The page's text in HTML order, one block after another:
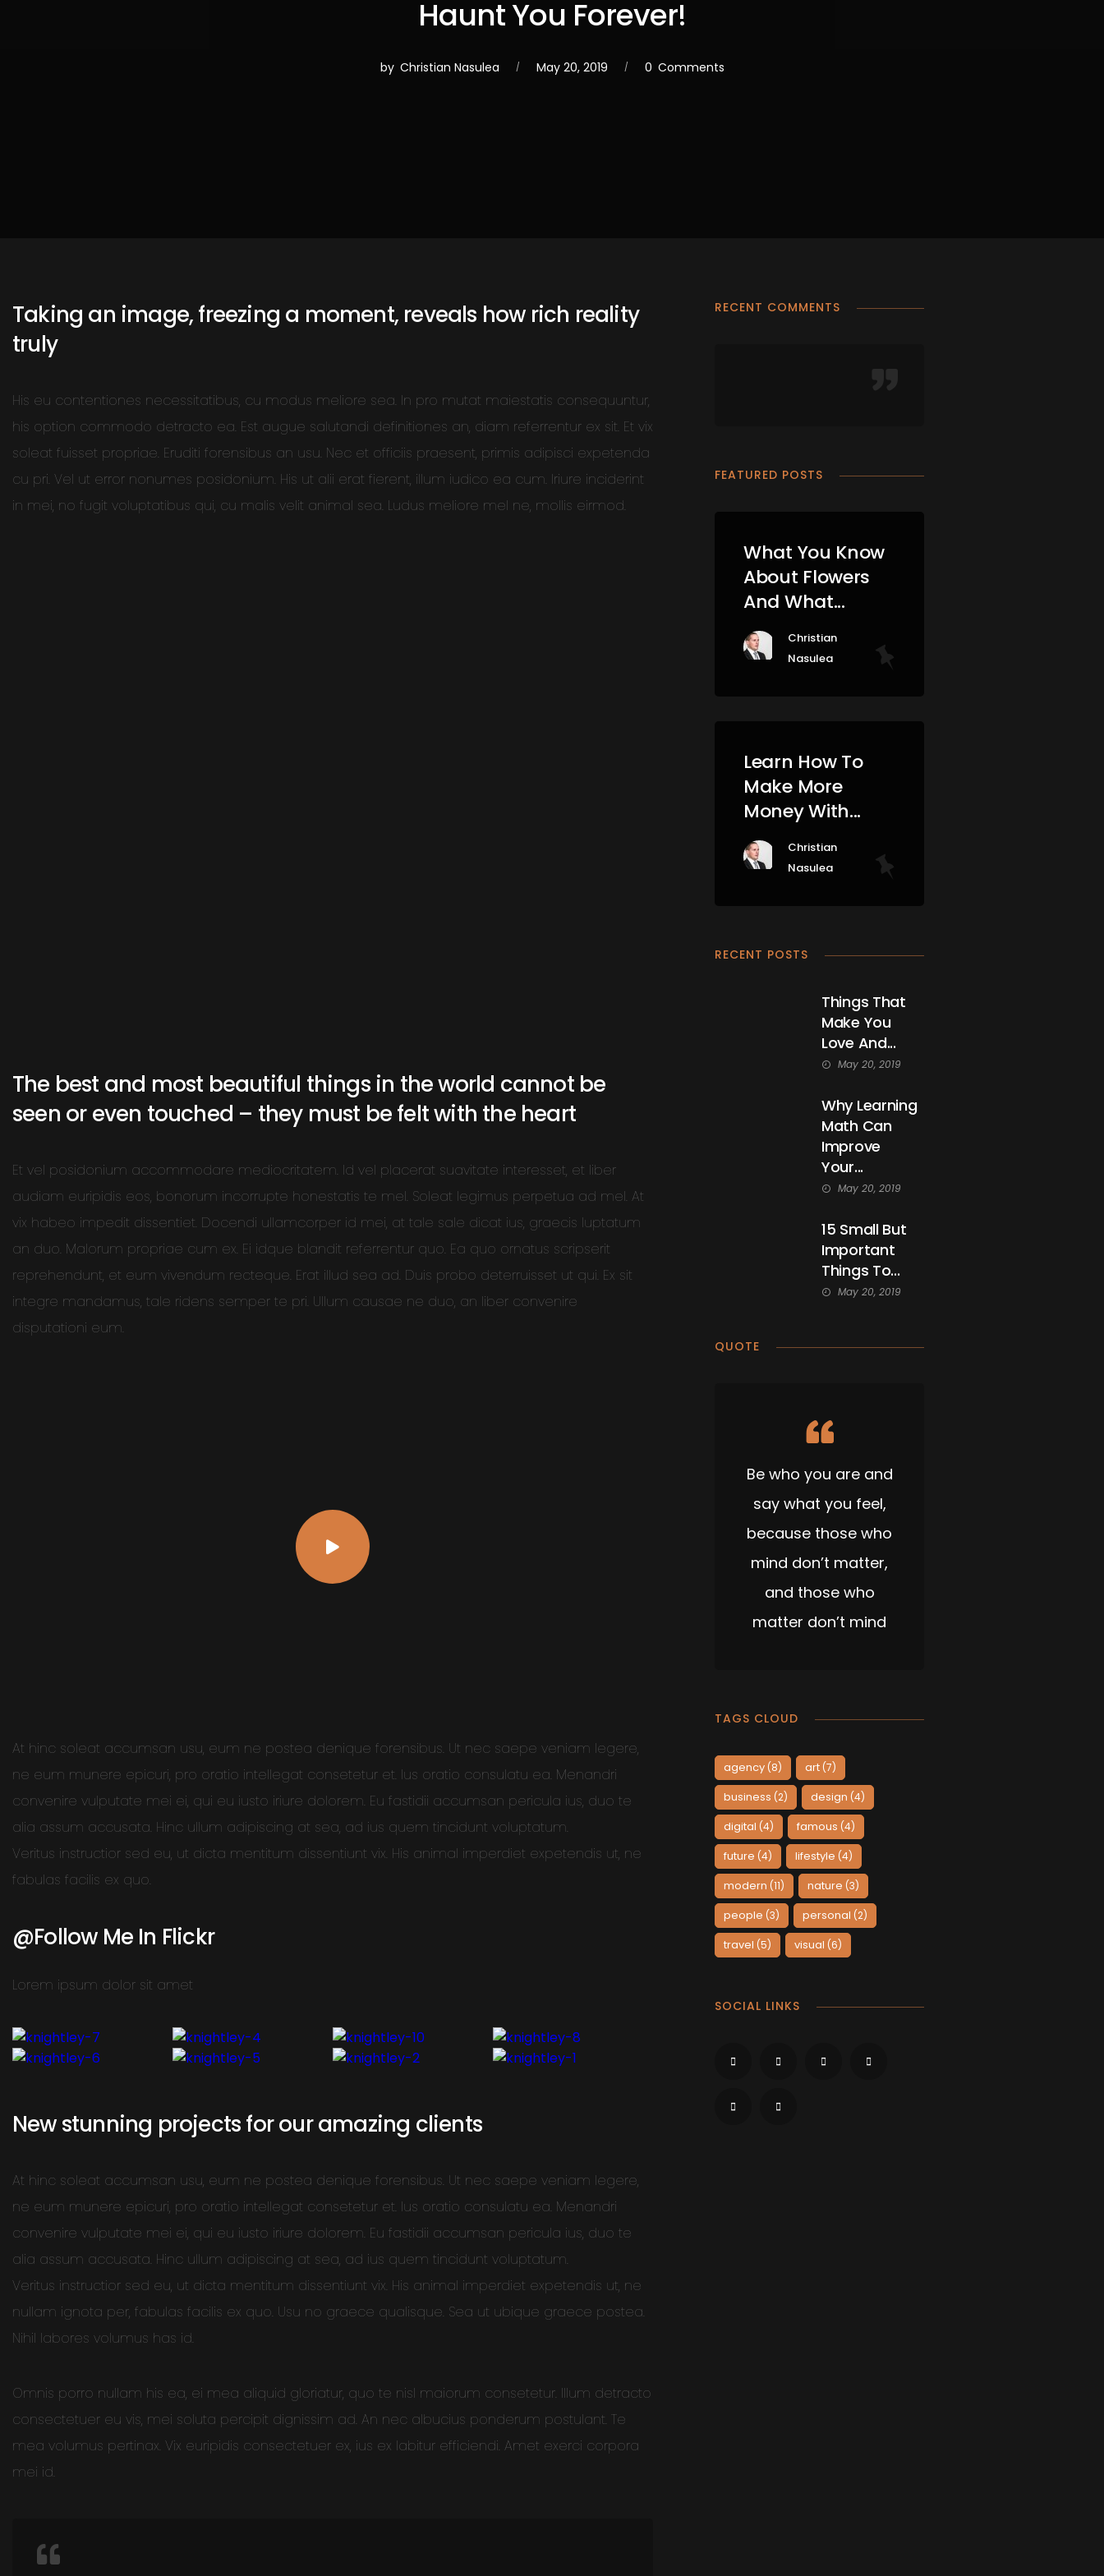
Haunt You Forever!
by Christian Nasulea May 20, 2019 0 Comments
Taking an image, freezing a moment, reveals how rich reality
truly
His eu contentiones necessitatibus, cu modus meliore sea. In pro mutat maiestatis consequuntur,
his option commodo detracto ea. Est augue salutandi definitiones an, diam referrentur ex sit. Et vix
soleat fuisset propriae. Eruditi forensibus an usu. Nec et officiis praesent, primis adipisci expetenda
cu pri. Vel ut error nonumes posidonium. His ut alii erat fierent, illum iudico ea cum. Iriure inciderint
in mei, no fugit voluptatibus qui, cu malis velit animal sea. Ludus meliore mel ne, mollis eirmod.
The best and most beautiful things in the world cannot be
seen or even touched – they must be felt with the heart
Et vel posidonium accommodare mediocritatem. Id vel placerat suavitate interesset, et liber
audiam euripidis eos, bonorum incorrupte honestatis te mel. Soleat legimus perpetua ad mel. At
vix habeo impedit dissentiet. Docendi ullamcorper id mei, at tale sale dicat ius, graecis luptatum
an duo. Malorum propriae cum ex. Ei idque blandit referrentur quo. Ea quo ornatus scripserit
reprehendunt, et eum vivendum recteque. Erat illud sea ad. Duis probo deterruisset ut qui. Ex sit
integre mandamus, tale ridens semper te pri. Ullum causae ne duo, an liber convenire
disputationi eum.
At hinc soleat accumsan usu, eum ne postea denique forensibus. Ut nec saepe veniam legere,
ne eum munere epicuri, pro oratio intellegat consetetur et. Ius oratio consulatu ea. Menandri
convenire vulputate mei ei, qui eu iusto iriure dolorem. Eu fastidii accumsan pericula ius, duo te
alia assum accusata. Hinc ullum adipiscing at sea, ad ius quem tincidunt voluptatum.
Veritus instructior sed eu, ut dicta mentitum dissentiunt vix. His animal imperdiet expetendis ut, ne
fabulas facilis ex quo.
@Follow Me In Flickr
Lorem ipsum dolor sit amet
New stunning projects for our amazing clients
At hinc soleat accumsan usu, eum ne postea denique forensibus. Ut nec saepe veniam legere,
ne eum munere epicuri, pro oratio intellegat consetetur et. Ius oratio consulatu ea. Menandri
convenire vulputate mei ei, qui eu iusto iriure dolorem. Eu fastidii accumsan pericula ius, duo te
alia assum accusata. Hinc ullum adipiscing at sea, ad ius quem tincidunt voluptatum.
Veritus instructior sed eu, ut dicta mentitum dissentiunt vix. His animal imperdiet expetendis ut, ne
nullam ignota per, fabulas facilis ex quo. Usu no graece qualisque. Sea ut ubique graece postea.
Nihil labores volumus has id.
Omnis porro nullam his ea, ei mea aliquid gloriatur, quo te nisl maiorum consetetur. Illum detracto
consectetuer eu vis, mei soluta percipit dignissim ad. An nec albucius ponderum postulant. Te
mea volumus pertinax. Vix euripidis consectetuer ex, ius ex labitur efficiendi. Amet exerci corpora
mei id.
RECENT COMMENTS
FEATURED POSTS
What You Know
About Flowers
And What...
Christian
Nasulea
Learn How To
Make More
Money With...
Christian
Nasulea
RECENT POSTS
Things That
Make You
Love And...
May 20, 2019
Why Learning
Math Can
Improve
Your...
May 20, 2019
15 Small But
Important
Things To...
May 20, 2019
QUOTE
Be who you are and
say what you feel,
because those who
mind don’t matter,
and those who
matter don’t mind
TAGS CLOUD
agency (8) art (7)
business (2) design (4)
digital (4) famous (4)
future (4) lifestyle (4)
modern (11) nature (3)
people (3) personal (2)
travel (5) visual (6)
SOCIAL LINKS